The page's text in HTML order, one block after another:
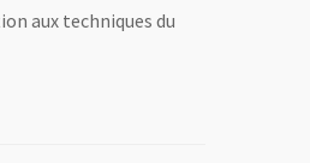
aux techniques du